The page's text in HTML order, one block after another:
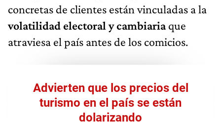
concretas de clientes están vinculadas a la
volatilidad electoral y cambiariaque
atraviesa el país antes de los comicios.
Advierten que los precios del
turismo en el país se están
dolarizando